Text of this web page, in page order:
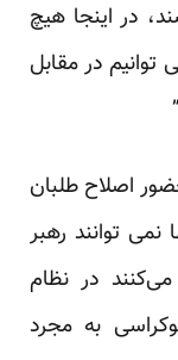
در اینجا هیچ
توانیم در مقابل
اصلاح طلبان
توانند رهبر
می‌کنند در نظام
به مجرد